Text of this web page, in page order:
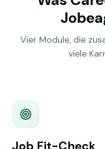
Vier Module, die
viele
Job Fit-Check